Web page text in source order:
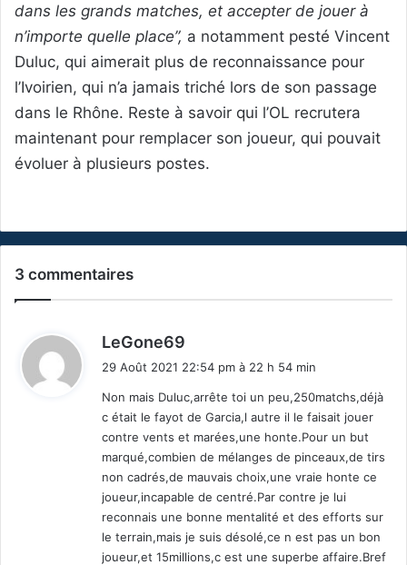
dans les grands matches, et accepter de jouer à
n’importe quelle place”, a notamment pesté Vincent
Duluc, qui aimerait plus de reconnaissance pour
l’Ivoirien, qui n’a jamais triché lors de son passage
dans le Rhône. Reste à savoir qui l’OL recrutera
maintenant pour remplacer son joueur, qui pouvait
évoluer à plusieurs postes.
3 commentaires
LeGone69
:
29 Août 2021 22:54 pm à 22 h 54 min
Non mais Duluc,arrête toi un peu,250matchs,déjà
c était le fayot de Garcia,l autre il le faisait jouer
contre vents et marées,une honte.Pour un but
marqué,combien de mélanges de pinceaux,de tirs
non cadrés,de mauvais choix,une vraie honte ce
joueur,incapable de centré.Par contre je lui
reconnais une bonne mentalité et des efforts sur
le terrain,mais je suis désolé,ce n est pas un bon
joueur,et 15millions,c est une superbe affaire.Bref